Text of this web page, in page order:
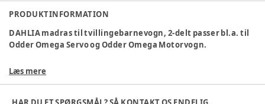
PRODUKTINFORMATION
DAHLIA madras til tvillingebarnevogn, 2-delt passer bl.a. til
Odder Omega Servo og Odder Omega Motorvogn.
Mål:54 x 48 cm. 2 stk.
Læs mere